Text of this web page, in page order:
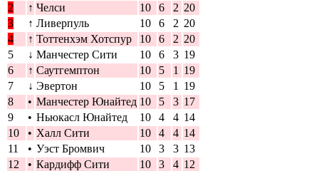
2
↑ Челси 10 6 2 20
3
↑ Ливерпуль 10 6 2 20
4
↑ Тоттенхэм Хотспур 10 6 2 20
5
↓ Манчестер Сити 10 6 3 19
6
↑ Саутгемптон 10 5 1
19
7
↓ Эвертон 10 5 1
19
8
• Манчестер Юнайтед 10 5 3 17
9
• Ньюкасл Юнайтед 10 4 4 14
10
• Халл Сити 10 4 4 14
11
• Уэст Бромвич 10 3 3 13
12
• Кардифф Сити 10 3 4 12